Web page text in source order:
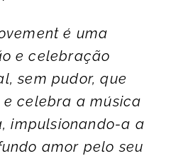
é uma
e celebração
sem pudor, que
celebra a música
impulsionando-a a
amor pelo seu